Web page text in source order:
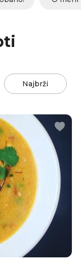
Najbrži